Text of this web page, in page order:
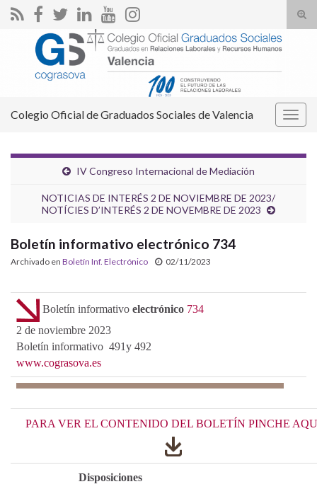
el
Search for:
Colegio Oficial de Graduados Sociales de Valencia
IV Congreso Internacional de Mediación
NOTICIAS DE INTERÉS 2 DE NOVIEMBRE DE 2023/
NOTÍCIES D’INTERÉS 2 DE NOVEMBRE DE 2023
Boletín informativo electrónico 734
Archivado en Boletín Inf. Electrónico 02/11/2023
Boletín informativo electrónico 734
2 de noviembre 2023
Boletín informativo 491y 492
www.cograsova.es
PARA VER EL CONTENIDO DEL BOLETÍN PINCHE AQU
Disposiciones